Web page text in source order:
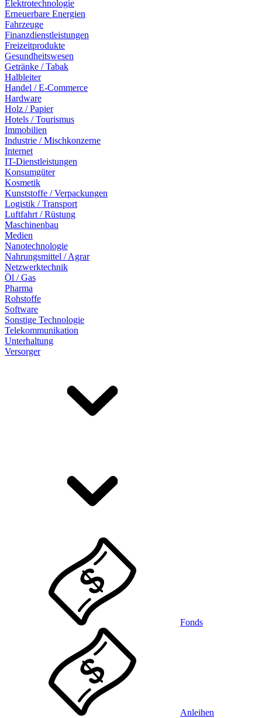
Elektrotechnologie
Erneuerbare Energien
Fahrzeuge
Finanzdienstleistungen
Freizeitprodukte
Gesundheitswesen
Getränke / Tabak
Halbleiter
Handel / E-Commerce
Hardware
Holz / Papier
Hotels / Tourismus
Immobilien
Industrie / Mischkonzerne
Internet
IT-Dienstleistungen
Konsumgüter
Kosmetik
Kunststoffe / Verpackungen
Logistik / Transport
Luftfahrt / Rüstung
Maschinenbau
Medien
Nanotechnologie
Nahrungsmittel / Agrar
Netzwerktechnik
Öl / Gas
Pharma
Rohstoffe
Software
Sonstige Technologie
Telekommunikation
Unterhaltung
Versorger
Fonds
Anleihen